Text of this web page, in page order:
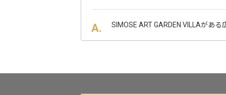
SIMOSE ART GARDEN VILLAがあ